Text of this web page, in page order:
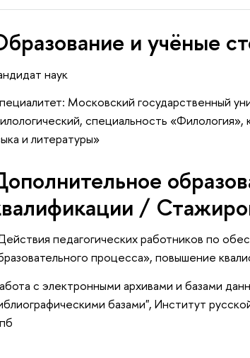
и учёные
наук
Московский государственный
специальность
и литературы»
/
педагогических работников по
процесса», повышение
с электронными архивами и базами
базами", Институт